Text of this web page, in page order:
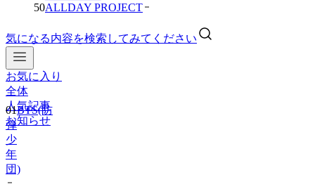
50ALLDAY PROJECT
気になる内容を検索してみてください
お気に入り
全体
人気記事
お知らせ
01BTS(防
弾
少
年
団)
02 IVE